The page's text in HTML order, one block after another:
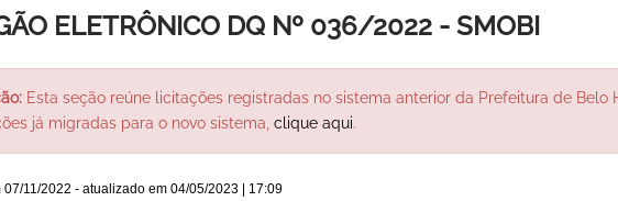
ELETRÔNICO DQ Nº 036/2022 - SMOBI
Esta seção reúne licitações registradas no sistema anterior da Prefeitura de Belo
já migradas para o novo sistema, clique aqui.
07/11/2022 - atualizado em 04/05/2023 | 17:09